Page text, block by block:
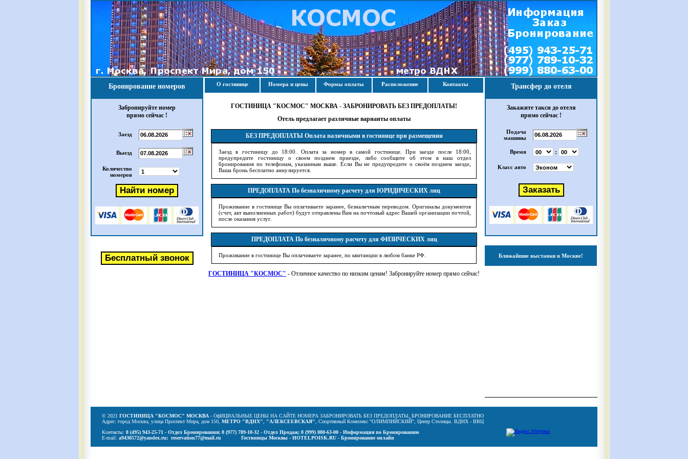
Бронирование номеров
Забронируйте номер
прямо сейчас !
Заезд
Выезд
Количество
номеров
О гостинице Номера и цены Формы оплаты Расположение Контакты
ГОСТИНИЦА "КОСМОС" МОСКВА - ЗАБРОНИРОВАТЬ БЕЗ ПРЕДОПЛАТЫ!
Отель предлагает различные варианты оплаты
БЕЗ ПРЕДОПЛАТЫОплата наличными в гостинице при размещении
Заезд в гостиницу до 18:00. Оплата за номер в самой гостинице. При заезде после 18:00,
предупредите гостиницу о своем позднем приезде, либо сообщите об этом в наш отдел
бронирования по телефонам, указанным выше. Если Вы не предупредите о своём позднем заезде,
Ваша бронь бесплатно аннулируется.
ПРЕДОПЛАТА По безналичному расчету для ЮРИДИЧЕСКИХ лиц
Проживание в гостинице Вы оплачиваете заранее, безналичным переводом. Оригиналы документов
(счет, акт выполненных работ) будут отправлены Вам на почтовый адрес Вашей организации почтой,
после оказания услуг.
ПРЕДОПЛАТАПо безналичному расчету для ФИЗИЧЕСКИХ лиц
Проживание в гостинице Вы оплачиваете заранее, по квитанции в любом банке РФ.
ГОСТИНИЦА "КОСМОС" - Отличное качество по низким ценам! Забронируйте номер прямо сейчас!
Трансфер до отеля
Закажите такси до отеля
прямо сейчас !
Подача
машины
Время :
Класс авто
Ближайшие выставки в Москве!
© 2021 ГОСТИНИЦА "КОСМОС" МОСКВА - ОфИЦИАЛЬНЫЕ ЦЕНЫ НА САЙТЕ НОМЕРА ЗАБРОНИРОВАТЬ БЕЗ ПРЕДОПЛАТЫ, БРОНИРОВАНИЕ БЕСПЛАТНО
Адрес: город Москва, улица Проспект Мира, дом 150, МЕТРО "ВДНХ" "АЛЕКСЕЕВСКАЯ" , Спортивный Комплекс "ОЛИМПИЙСКИЙ", Центр Столицы. ВДНХ - ВВЦ
Контакты: 8 (495) 943-25-71 - Отдел Бронирования; 8 (977) 789-10-32 - Отдел Продаж; 8 (999) 880-63-00 - Информация по Бронированию
E-mail: a9430572@yandex.ru; reservation77@mail.ru Гостиницы Москвы - HOTELPOISK.RU - Бронирование онлайн